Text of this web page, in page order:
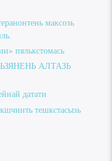
максозь
пялькстомась
АЛТАЗЬ
датати
тешкстасызь